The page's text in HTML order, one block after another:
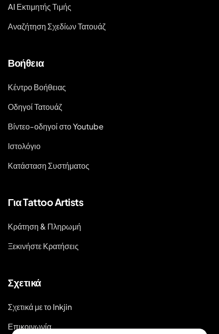
AI Εκτιμητής Τιμής
Αναζήτηση Σχεδίων Τατουάζ
Βοήθεια
Κέντρο Βοήθειας
Οδηγοί Τατουάζ
Βίντεο-οδηγοί στο Youtube
Ιστολόγιο
Κατάσταση Συστήματος
Για Tattoo Artists
Κράτηση & Πληρωμή
Ξεκινήστε Κρατήσεις
Σχετικά
Σχετικά με το Inkjin
Επικοινωνία